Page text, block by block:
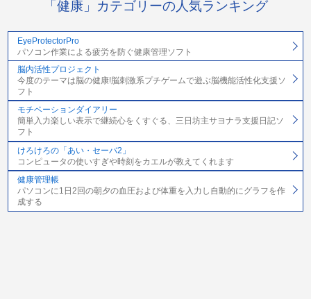
「健康」カテゴリーの人気ランキング
EyeProtectorPro
パソコン作業による疲労を防ぐ健康管理ソフト
脳内活性プロジェクト
今度のテーマは脳の健康!脳刺激系プチゲームで遊ぶ脳機能活性化支援ソ
フト
モチベーションダイアリー
簡単入力楽しい表示で継続心をくすぐる、三日坊主サヨナラ支援日記ソ
フト
けろけろの「あい・セーバ2」
コンピュータの使いすぎや時刻をカエルが教えてくれます
健康管理帳
パソコンに1日2回の朝夕の血圧および体重を入力し自動的にグラフを作
成する